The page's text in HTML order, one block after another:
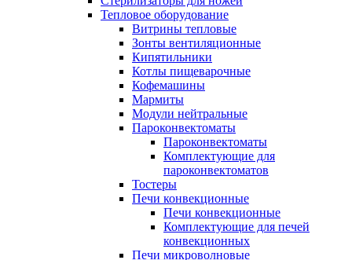
Тепловое оборудование
Витрины тепловые
Зонты вентиляционные
Кипятильники
Котлы пищеварочные
Кофемашины
Мармиты
Модули нейтральные
Пароконвектоматы
Пароконвектоматы
Комплектующие для
пароконвектоматов
Тостеры
Печи конвекционные
Печи конвекционные
Комплектующие для печей
конвекционных
Печи микроволновые